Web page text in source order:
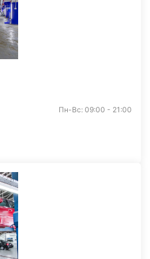
Пн-Вс: 09:00 - 21:00